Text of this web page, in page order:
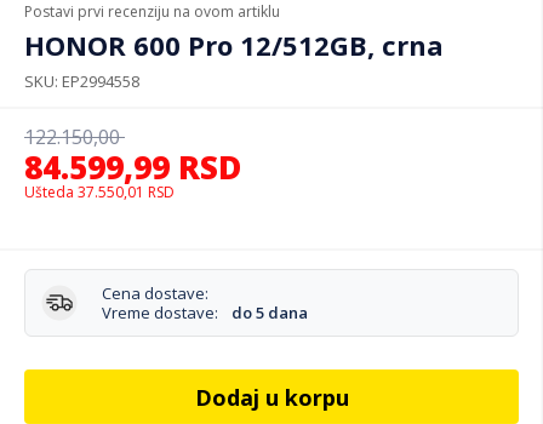
Postavi prvi recenziju na ovom artiklu
HONOR 600 Pro 12/512GB, crna
SKU EP2994558
84.599,99 RSD
122.150,00
Ušteda 37.550,01 RSD
Cena dostave:
Vreme dostave:
do 5 dana
Dodaj u korpu